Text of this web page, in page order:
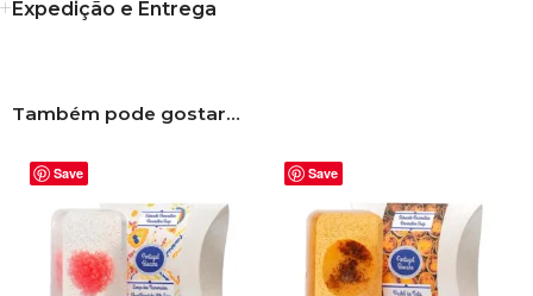
Expedição e Entrega
Também pode gostar…
Save Save